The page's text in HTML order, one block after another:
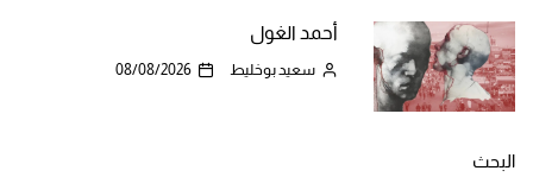
أحمد الغول
سعيد بوخليط 08/08/2026
البحث